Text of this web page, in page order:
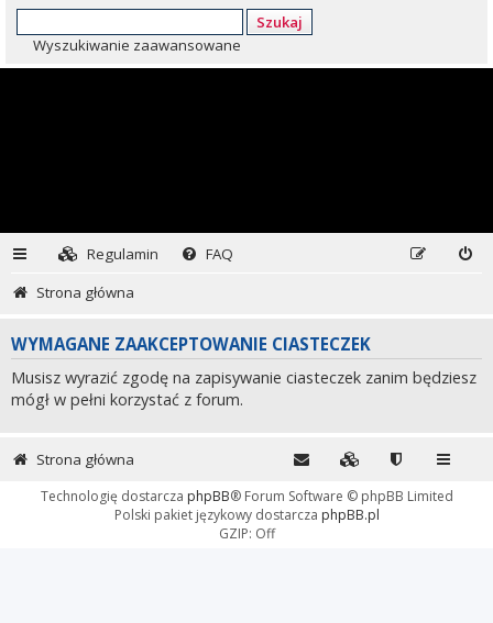
Szukaj
Wyszukiwanie zaawansowane
Regulamin
FAQ
Strona główna
WYMAGANE ZAAKCEPTOWANIE CIASTECZEK
Musisz wyrazić zgodę na zapisywanie ciasteczek zanim będziesz
mógł w pełni korzystać z forum.
Strona główna
Technologię dostarcza phpBB® Forum Software © phpBB Limited
Polski pakiet językowy dostarcza phpBB.pl
GZIP: Off